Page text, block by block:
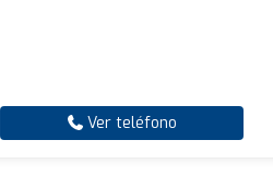
Ver teléfono